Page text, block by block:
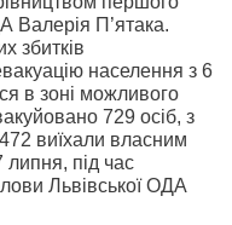
Валерія П’ятака.
збитків
населення з 6
в зоні можливого
729 осіб, з
виїхали власним
липня, під час
Львівської ОДА